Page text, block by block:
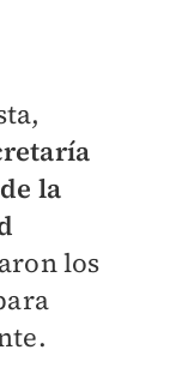
la
los